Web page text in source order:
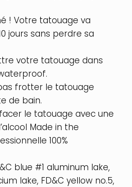
! Votre tatouage va
jours sans perdre sa
votre tatouage dans
waterproof.
frotter le tatouage
de bain.
le tatouage avec une
Made in the
100%
blue #1 aluminum lake,
lake, FD&C yellow no.5,